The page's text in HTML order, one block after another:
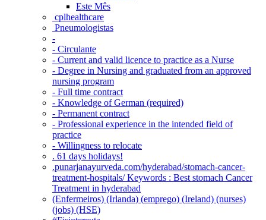
Este Mês
‎ cplhealthcare‬
Pneumologistas
-
- Circulante
- Current and valid licence to practice as a Nurse
- Degree in Nursing and graduated from an approved
nursing program
- Full time contract
- Knowledge of German (required)
- Permanent contract
- Professional experience in the intended field of
practice
- Willingness to relocate
. 61 days holidays!
.punarjanayurveda.com/hyderabad/stomach-cancer-
treatment-hospitals/ Keywords : Best stomach Cancer
Treatment in hyderabad
(Enfermeiros) (Irlanda) (emprego) (Ireland) (nurses)
(jobs) (HSE)